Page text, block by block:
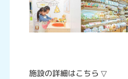
施設の詳細はこちら ▽